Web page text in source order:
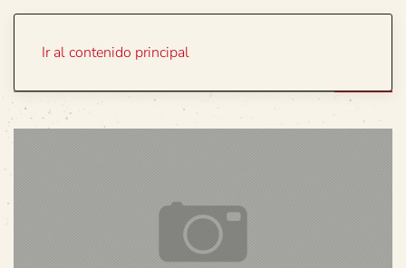
Ir al contenido principal